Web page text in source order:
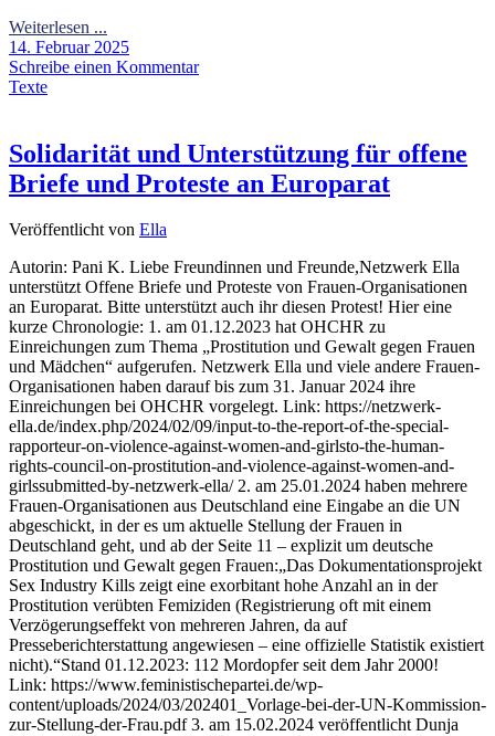
Weiterlesen ...
14. Februar 2025
Schreibe einen Kommentar
Texte
Solidarität und Unterstützung für offene
Briefe und Proteste an Europarat
Veröffentlicht von Ella
Autorin: Pani K. Liebe Freundinnen und Freunde,Netzwerk Ella
unterstützt Offene Briefe und Proteste von Frauen-Organisationen
an Europarat. Bitte unterstützt auch ihr diesen Protest! Hier eine
kurze Chronologie: 1. am 01.12.2023 hat OHCHR zu
Einreichungen zum Thema „Prostitution und Gewalt gegen Frauen
und Mädchen“ aufgerufen. Netzwerk Ella und viele andere Frauen-
Organisationen haben darauf bis zum 31. Januar 2024 ihre
Einreichungen bei OHCHR vorgelegt. Link: https://netzwerk-
ella.de/index.php/2024/02/09/input-to-the-report-of-the-special-
rapporteur-on-violence-against-women-and-girlsto-the-human-
rights-council-on-prostitution-and-violence-against-women-and-
girlssubmitted-by-netzwerk-ella/ 2. am 25.01.2024 haben mehrere
Frauen-Organisationen aus Deutschland eine Eingabe an die UN
abgeschickt, in der es um aktuelle Stellung der Frauen in
Deutschland geht, und ab der Seite 11 – explizit um deutsche
Prostitution und Gewalt gegen Frauen:„Das Dokumentationsprojekt
Sex Industry Kills zeigt eine exorbitant hohe Anzahl an in der
Prostitution verübten Femiziden (Registrierung oft mit einem
Verzögerungseffekt von mehreren Jahren, da auf
Presseberichterstattung angewiesen – eine offizielle Statistik existiert
nicht).“Stand 01.12.2023: 112 Mordopfer seit dem Jahr 2000!
Link: https://www.feministischepartei.de/wp-
content/uploads/2024/03/202401_Vorlage-bei-der-UN-Kommission-
zur-Stellung-der-Frau.pdf 3. am 15.02.2024 veröffentlicht Dunja